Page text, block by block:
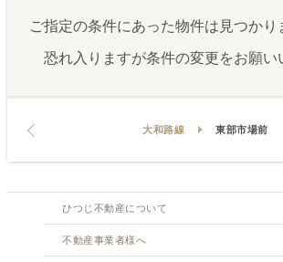
ご指定の条件にあった物件は見つかり
恐れ入りますが条件の変更をお願い
大和路線 東部市場前
ひつじ不動産について
不動産事業者様へ